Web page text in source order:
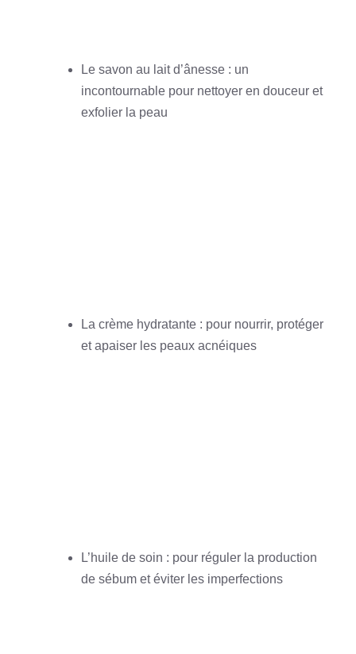
Le savon au lait d’ânesse : un
incontournable pour nettoyer en douceur et
exfolier la peau
La crème hydratante : pour nourrir, protéger
et apaiser les peaux acnéiques
L’huile de soin : pour réguler la production
de sébum et éviter les imperfections